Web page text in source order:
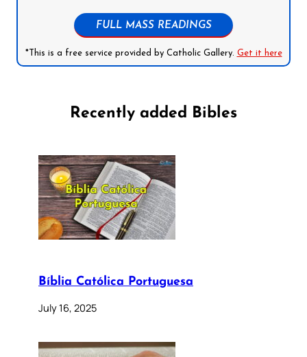
FULL MASS READINGS
*This is a free service provided by Catholic Gallery. Get it here
Recently added Bibles
Bíblia Católica Portuguesa
July 16, 2025